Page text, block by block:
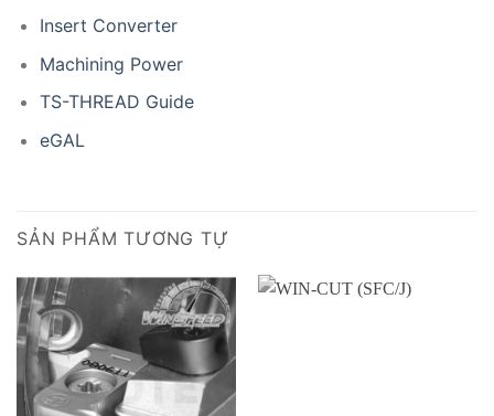
Insert Converter
Machining Power
TS-THREAD Guide
eGAL
SẢN PHẨM TƯƠNG TỰ